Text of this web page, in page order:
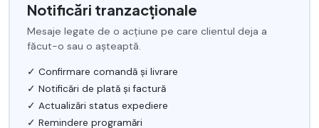
Notificări tranzacționale
Mesaje legate de o acțiune pe care clientul deja a
făcut-o sau o așteaptă.
✓ Confirmare comandă și livrare
✓ Notificări de plată și factură
✓ Actualizări status expediere
✓ Remindere programări